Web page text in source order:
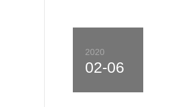
2020
02-06